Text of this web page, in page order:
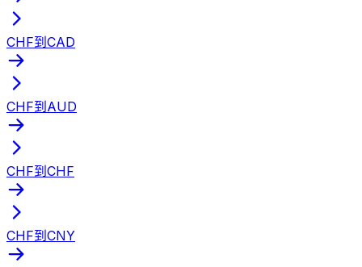
CHF到CAD
CHF到AUD
CHF到CHF
CHF到CNY